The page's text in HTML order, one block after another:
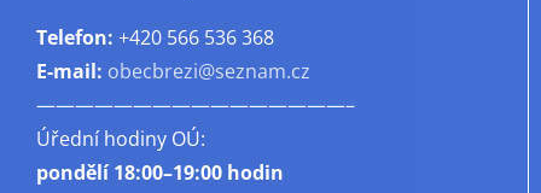
Telefon: +420 566 536 368
E-mail: obecbrezi@seznam.cz
————————————————–
Úřední hodiny OÚ:
pondělí18:00–19:00 hodin